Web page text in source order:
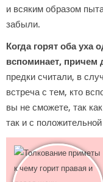
и всяким образом
забыли.
Когда горят оба уха
вспоминает, причем
предки считали, в
встреча с тем, кто
вы не сможете, так
так и с